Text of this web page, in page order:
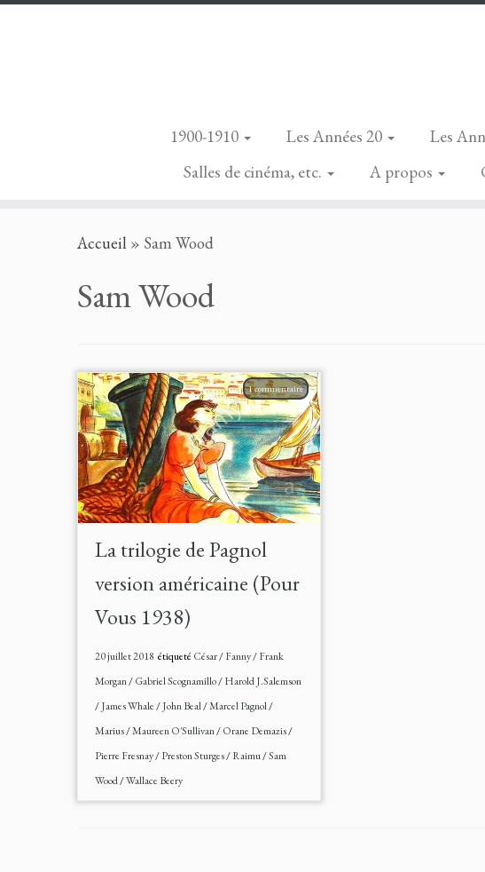
1900-1910 Les Années 20 Les
Salles de cinéma, etc.
A propos
Accueil » Sam Wood
Sam Wood
1 commentaire
La trilogie de Pagnol
version américaine (Pour
Vous 1938)
20 juillet 2018 étiqueté César/Fanny/Frank
Morgan/Gabriel Scognamillo/Harold J.Salemson
/James Whale/John Beal/Marcel Pagnol/
Marius/Maureen O'Sullivan/Orane Demazis/
Pierre Fresnay/Preston Sturges/Raimu/Sam
Wood/Wallace Beery